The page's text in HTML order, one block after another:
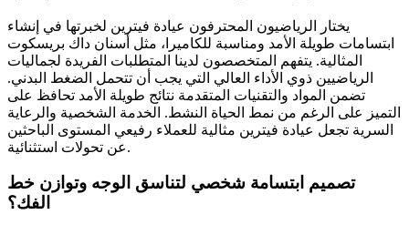
يختار الرياضيون المحترفون عيادة فيترين لخبرتها في إنشاء
ابتسامات طويلة الأمد ومناسبة للكاميرا، مثل أسنان داك بريسكوت
المثالية. يتفهم المتخصصون لدينا المتطلبات الفريدة لجماليات
الرياضيين ذوي الأداء العالي التي يجب أن تتحمل الضغط البدني.
تضمن المواد والتقنيات المتقدمة نتائج طويلة الأمد تحافظ على
التميز على الرغم من نمط الحياة النشط. الخدمة الشخصية والرعاية
السرية تجعل عيادة فيترين مثالية للعملاء رفيعي المستوى الباحثين
عن تحولات استثنائية.
تصميم ابتسامة شخصي لتناسق الوجه وتوازن خط
الفك؟